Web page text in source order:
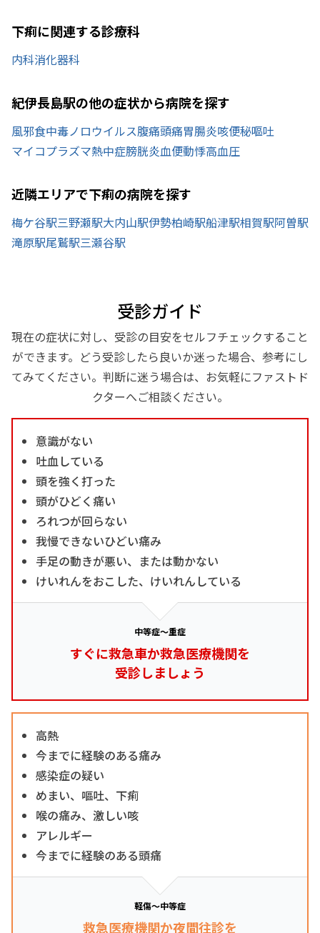
下痢に関連する診療科
内科消化器科
紀伊長島駅の他の症状から病院を探す
風邪食中毒ノロウイルス腹痛頭痛胃腸炎咳便秘嘔吐
マイコプラズマ熱中症膀胱炎血便動悸高血圧
近隣エリアで下痢の病院を探す
梅ケ谷駅三野瀬駅大内山駅伊勢柏崎駅船津駅相賀駅阿曽駅
滝原駅尾鷲駅三瀬谷駅
受診ガイド
現在の症状に対し、受診の目安をセルフチェックすること
ができます。どう受診したら良いか迷った場合、参考にし
てみてください。判断に迷う場合は、お気軽にファストド
クターへご相談ください。
意識がない
吐血している
頭を強く打った
頭がひどく痛い
ろれつが回らない
我慢できないひどい痛み
手足の動きが悪い、または動かない
けいれんをおこした、けいれんしている
中等症～重症
すぐに救急車か救急医療機関を
受診しましょう
高熱
今までに経験のある痛み
感染症の疑い
めまい、嘔吐、下痢
喉の痛み、激しい咳
アレルギー
今までに経験のある頭痛
軽傷～中等症
救急医療機関か夜間往診を